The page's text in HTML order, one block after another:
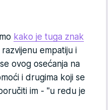
kako je tuga znak
empatiju i
ovog osećanja na
i drugima koji se
im - "u redu je